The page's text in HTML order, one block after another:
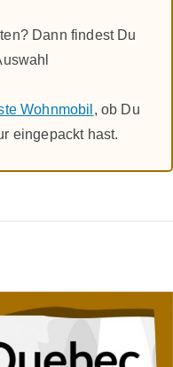
Dann findest Du
Wohnmobil , ob Du
eingepackt hast.